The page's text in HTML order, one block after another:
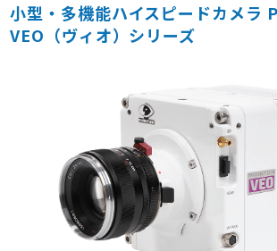
小型・多機能ハイスピードカメラ
VEO（ヴィオ）シリーズ